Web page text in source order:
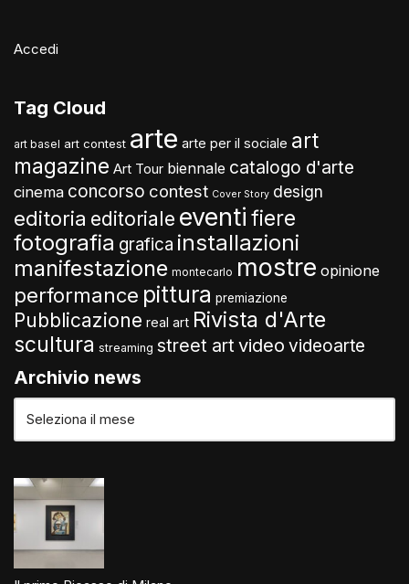
Accedi
Tag Cloud
art basel art contest arte arte per il sociale art
magazine Art Tour biennale catalogo d'arte
cinema concorso contest Cover Story design
editoria editoriale eventi fiere
fotografia grafica installazioni
manifestazione montecarlo mostre opinione
performance pittura premiazione
Pubblicazione real art Rivista d'Arte
scultura streaming street art video videoarte
Archivio news